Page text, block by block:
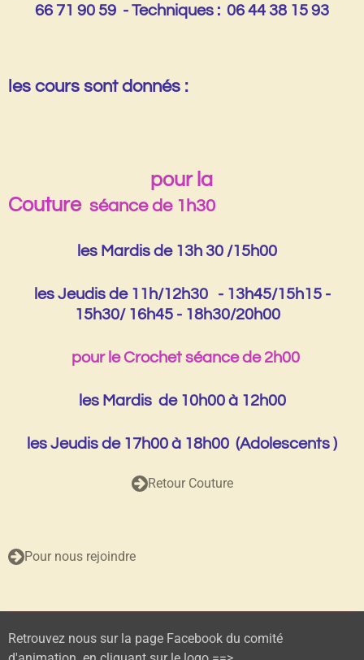
66 71 90 59 - Techniques : 06 44 38 15 93
es cours sont donnés :
pour la
Couture séance de 1h30
les Mardis de 13h 30 /15h00
les Jeudis de 11h/12h30 - 13h45/15h15 -
15h30/ 16h45 - 18h30/20h00
pour le Crochet séance de 2h00
les Mardis de 10h00 à 12h00
les Jeudis de 17h00 à 18h00 (Adolescents )
Retour Couture
Pour nous rejoindre
Retrouvez nous sur la page Facebook du comité